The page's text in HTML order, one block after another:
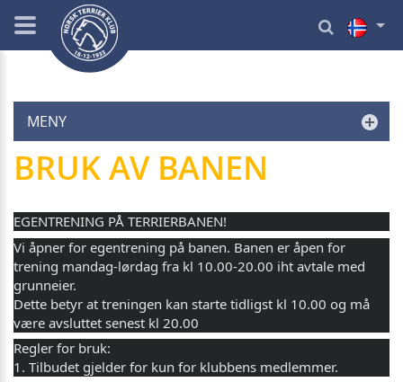
MENY
BRUK AV BANEN
EGENTRENING PÅ TERRIERBANEN!
Vi åpner for egentrening på banen. Banen er åpen for
trening mandag-lørdag fra kl 10.00-20.00 iht avtale med
grunneier.
Dette betyr at treningen kan starte tidligst kl 10.00 og må
være avsluttet senest kl 20.00
Regler for bruk:
1. Tilbudet gjelder for kun for klubbens medlemmer.